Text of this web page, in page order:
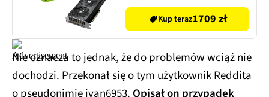
Kup teraz1709 zł
Nie oznacza to jednak, że do problemów wciąż nie
dochodzi. Przekonał się o tym użytkownik Reddita